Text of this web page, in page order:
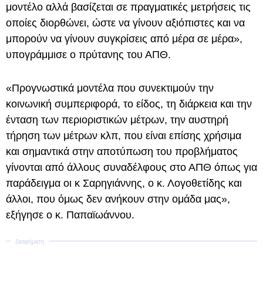
μοντέλο αλλά βασίζεται σε πραγματικές μετρήσεις τις
οποίες διορθώνει, ώστε να γίνουν αξιόπιστες και να
μπορούν να γίνουν συγκρίσεις από μέρα σε μέρα»,
υπογράμμισε ο πρύτανης του ΑΠΘ.
«Προγνωστικά μοντέλα που συνεκτιμούν την
κοινωνική συμπεριφορά, το είδος, τη διάρκεια και την
ένταση των περιοριστικών μέτρων, την αυστηρή
τήρηση των μέτρων κλπ, που είναι επίσης χρήσιμα
και σημαντικά στην αποτύπωση του προβλήματος
γίνονται από άλλους συναδέλφους στο ΑΠΘ όπως για
παράδειγμα οι κ Σαρηγιάννης, ο κ. Λογοθετίδης και
άλλοι, που όμως δεν ανήκουν στην ομάδα μας»,
εξήγησε ο κ. Παπαϊωάννου.